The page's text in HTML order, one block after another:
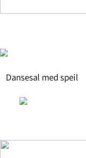
Dansesal med speil